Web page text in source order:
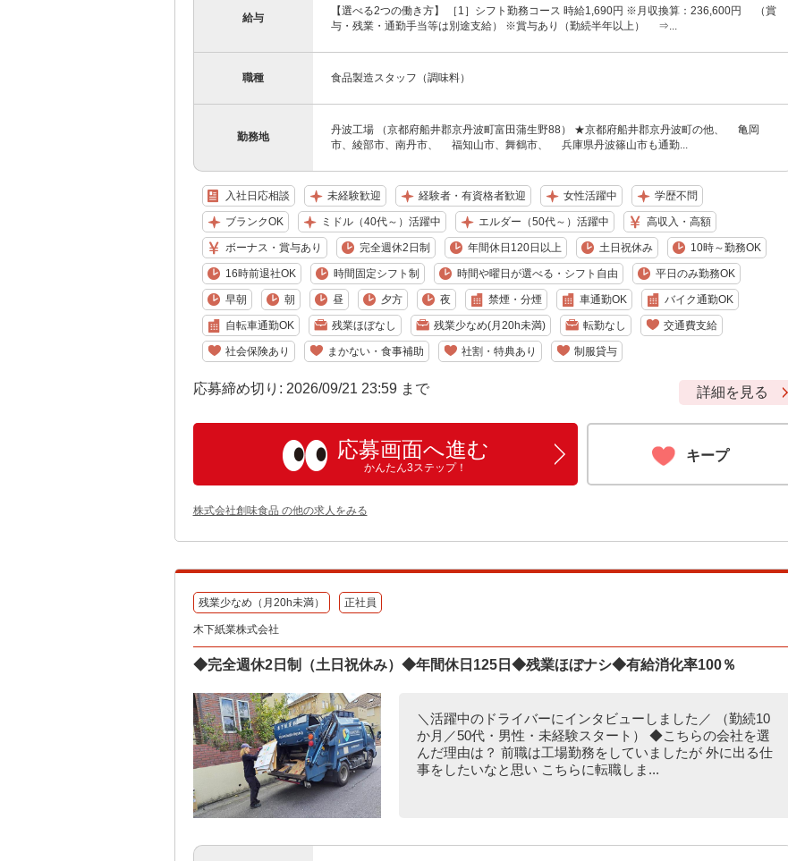
給与
【選べる2つの働き方】 ［1］シフト勤務コース 時給1,690円 ※月収換算：236,600円 （賞
与・残業・通勤手当等は別途支給） ※賞与あり（勤続半年以上） ⇒...
職種 食品製造スタッフ（調味料）
勤務地
丹波工場 （京都府船井郡京丹波町富田蒲生野88） ★京都府船井郡京丹波町の他、 亀岡
市、綾部市、南丹市、 福知山市、舞鶴市、 兵庫県丹波篠山市も通勤...
入社日応相談 未経験歓迎 経験者・有資格者歓迎 女性活躍中 学歴不問
ブランクOK ミドル（40代～）活躍中 エルダー（50代～）活躍中 高収入・高額
ボーナス・賞与あり 完全週休2日制 年間休日120日以上 土日祝休み 10時～勤務OK
16時前退社OK 時間固定シフト制 時間や曜日が選べる・シフト自由 平日のみ勤務OK
早朝 朝 昼 夕方 夜 禁煙・分煙 車通勤OK バイク通勤OK
自転車通勤OK 残業ほぼなし 残業少なめ(月20h未満) 転勤なし 交通費支給
社会保険あり まかない・食事補助 社割・特典あり 制服貸与
応募締め切り: 2026/09/21 23:59 まで 詳細を見る
応募画面へ進む
かんたん3ステップ！
キープ
株式会社創味食品 の他の求人をみる
残業少なめ（月20h未満） 正社員
木下紙業株式会社
◆完全週休2日制（土日祝休み）◆年間休日125日◆残業ほぼナシ◆有給消化率100％
＼活躍中のドライバーにインタビューしました／ （勤続10
か月／50代・男性・未経験スタート） ◆こちらの会社を選
んだ理由は？ 前職は工場勤務をしていましたが 外に出る仕
事をしたいなと思い こちらに転職しま...